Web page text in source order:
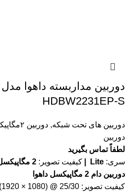
HDBW2231EP-S
دوربین های تحت شبکه, دوربین ۲مگاپیکسل
دوربین
لطفاً تماس بگیرید
سری: Lite | کیفیت تصویر:
دوربین دام 2 مگاپیکسل داهوا
کیفیت تصویر: 2MP (1920 × 1080) @ 25/30